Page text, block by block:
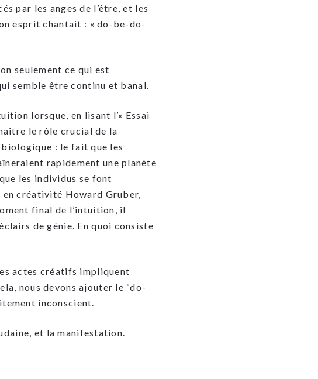
par les anges de l’être, et les
esprit chantait : « do-be-do-
seulement ce qui est
semble être continu et banal.
lorsque, en lisant l’« Essai
le rôle crucial de la
: le fait que les
rapidement une planète
les individus se font
créativité Howard Gruber,
final de l’intuition, il
de génie. En quoi consiste
actes créatifs impliquent
nous devons ajouter le “do-
inconscient.
et la manifestation.